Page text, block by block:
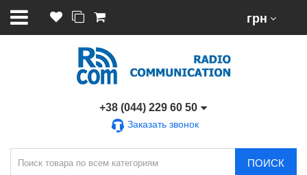
грн
+38 (044) 229 60 50
Заказать звонок
ПОИСК